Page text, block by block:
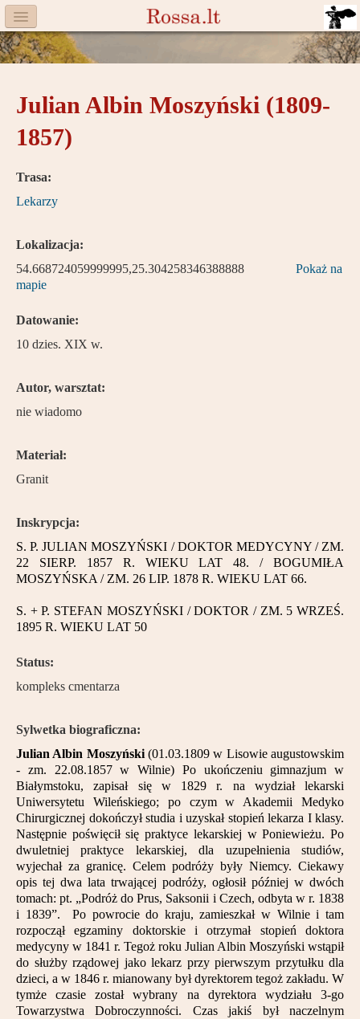
Menu
Facebook
Komitet
Aktualności
Moneta
Cegiełki
Rossa
Darczyńcy
Kontakt
Julian Albin Moszyński (1809-
1857)
Trasa:
Lekarzy
Lokalizacja:
54.668724059999995,25.304258346388888
Pokaż na
mapie
Datowanie:
10 dzies. XIX w.
Autor, warsztat:
nie wiadomo
Materiał:
Granit
Inskrypcja:
S. P. JULIAN MOSZYŃSKI / DOKTOR MEDYCYNY / ZM.
22 SIERP. 1857 R. WIEKU LAT 48. / BOGUMIŁA
MOSZYŃSKA / ZM. 26 LIP. 1878 R. WIEKU LAT 66.
S. + P. STEFAN MOSZYŃSKI / DOKTOR / ZM. 5 WRZEŚ.
1895 R. WIEKU LAT 50
Status:
kompleks cmentarza
Sylwetka biograficzna:
Julian Albin Moszyński(01.03.1809 w Lisowie augustowskim
- zm. 22.08.1857 w Wilnie) Po ukończeniu gimnazjum w
Białymstoku, zapisał się w 1829 r. na wydział lekarski
Uniwersytetu Wileńskiego; po czym w Akademii Medyko
Chirurgicznej dokończył studia i uzyskał stopień lekarza I klasy.
Następnie poświęcił się praktyce lekarskiej w Poniewieżu. Po
dwuletniej praktyce lekarskiej, dla uzupełnienia studiów,
wyjechał za granicę. Celem podróży były Niemcy. Ciekawy
opis tej dwa lata trwającej podróży, ogłosił później w dwóch
tomach: pt. „Podróż do Prus, Saksonii i Czech, odbyta w r. 1838
i 1839”. Po powrocie do kraju, zamieszkał w Wilnie i tam
rozpoczął egzaminy doktorskie i otrzymał stopień doktora
medycyny w 1841 r. Tegoż roku Julian Albin Moszyński wstąpił
do służby rządowej jako lekarz przy pierwszym przytułku dla
dzieci, a w 1846 r. mianowany był dyrektorem tegoż zakładu. W
tymże czasie został wybrany na dyrektora wydziału 3-go
Towarzystwa Dobroczynności. Czas jakiś był naczelnym